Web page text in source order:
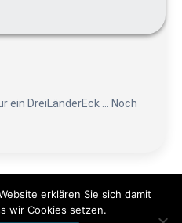
ein DreiLänderEck … Noch
erklären Sie sich damit
wir Cookies setzen.